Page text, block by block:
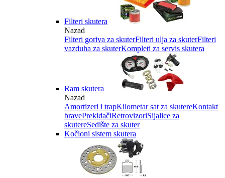
Filteri skutera
Nazad
Filteri goriva za skuterFilteri ulja za skuterFilteri
vazduha za skuterKompleti za servis skutera
Ram skutera
Nazad
Amortizeri i trapKilometar sat za skutereKontakt
bravePrekidačiRetrovizoriSijalice za
skutereSedište za skuter
Kočioni sistem skutera